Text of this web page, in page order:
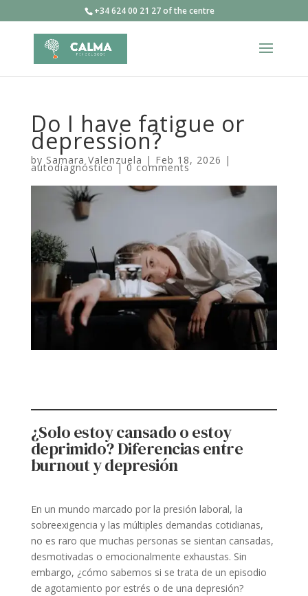
+34 624 00 21 27 of the centre
Do I have fatigue or
depression?
by Samara Valenzuela | Feb 18, 2026 |
autodiagnóstico|0 comments
¿Solo estoy cansado o estoy
deprimido? Diferencias entre
burnout y depresión
En un mundo marcado por la presión laboral, la
sobreexigencia y las múltiples demandas cotidianas,
no es raro que muchas personas se sientan cansadas,
desmotivadas o emocionalmente exhaustas. Sin
embargo, ¿cómo sabemos si se trata de un episodio
de agotamiento por estrés o de una depresión?